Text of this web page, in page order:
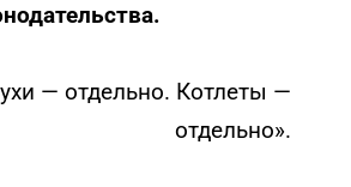
— отдельно. Котлеты —
отдельно».